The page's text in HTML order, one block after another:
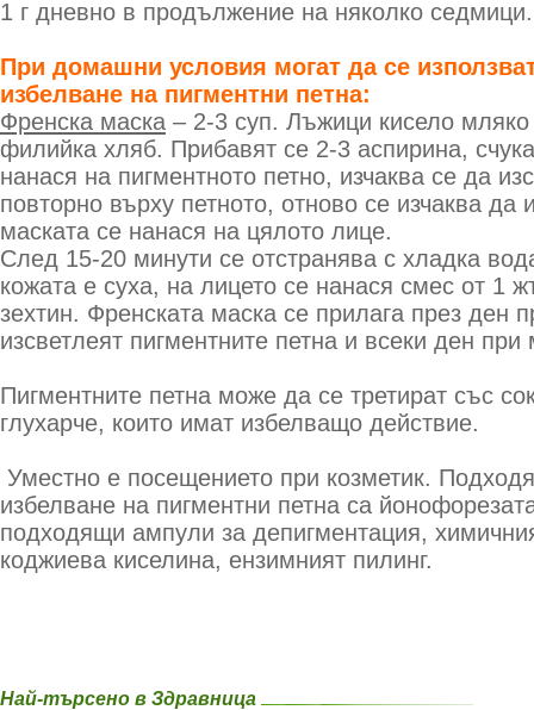
1 г дневно в продължение на няколко седмици.
При домашни условия могат да се
избелване на пигментни петна:
Френска маска – 2-3 суп. Лъжици кисело
филийка хляб. Прибавят се 2-3 аспирина,
нанася на пигментното петно, изчаква се да
повторно върху петното, отново се изчаква да
маската се нанася на цялото лице.
След 15-20 минути се отстранява с хладка
кожата е суха, на лицето се нанася смес от 1
зехтин. Френската маска се прилага през ден
изсветлеят пигментните петна и всеки ден
Пигментните петна може да се третират със
глухарче, които имат избелващо действие.
Уместно е посещението при козметик.
избелване на пигментни петна са
подходящи ампули за депигментация,
коджиева киселина, ензимният пилинг.
Най-търсено в Здравница